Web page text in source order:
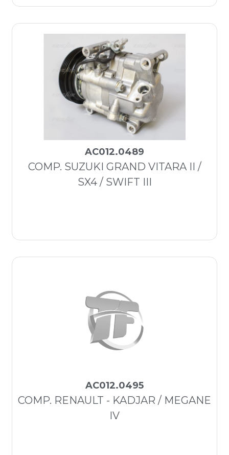
AC012.0489
COMP. SUZUKI GRAND VITARA II /
SX4 / SWIFT III
AC012.0495
COMP. RENAULT - KADJAR / MEGANE
IV